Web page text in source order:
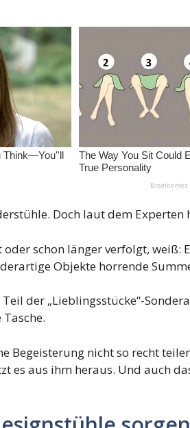
Doch laut dem
schon länger verfolgt,
Objekte horrende
der „Lieblingsstücke“-
Begeisterung nicht so recht
es aus ihm heraus. Und auch